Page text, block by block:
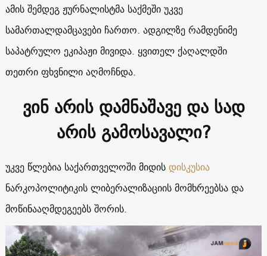
ამის შემდეგ ჟურნალისტმა საქმეში უკვე
სამართალდამცავები ჩართო. ადგილზე რამდენიმე
საპატრულო ეკიპაჟი მივიდა. ყვითელ ქაღალდში
თეთრი ფხვნილი აღმოჩნდა.
ვინ არის დამნაშავე და სად
არის გამოსავალი?
უკვე წლებია საქართველოში მიდისდისკუსია
ნარკოპოლიტიკის ლიბერალიზაციის მომხრეებსა და
მოწინააღმდეგეებს შორის.